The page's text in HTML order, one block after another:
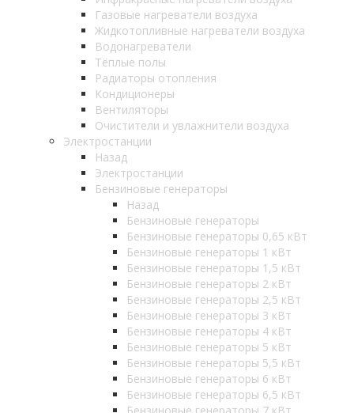
Газовые нагреватели воздуха
Жидкотопливные нагреватели воздуха
Водонагреватели
Тёплые полы
Радиаторы отопления
Кондиционеры
Вентиляторы
Очистители и увлажнители воздуха
Электростанции
Назад
Электростанции
Бензиновые генераторы
Назад
Бензиновые генераторы
Бензиновые генераторы 0,65 кВт
Бензиновые генераторы 1 кВт
Бензиновые генераторы 1,5 кВт
Бензиновые генераторы 2 кВт
Бензиновые генераторы 2,5 кВт
Бензиновые генераторы 3 кВт
Бензиновые генераторы 4 кВт
Бензиновые генераторы 5 кВт
Бензиновые генераторы 5,5 кВт
Бензиновые генераторы 6 кВт
Бензиновые генераторы 6,5 кВт
Бензиновые генераторы 7 кВт